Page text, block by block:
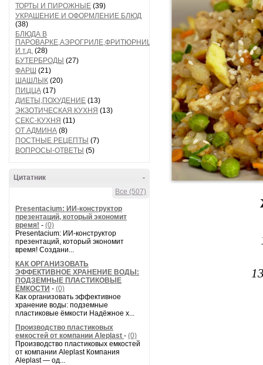
ТОРТЫ И ПИРОЖНЫЕ (39)
УКРАШЕНИЕ И ОФОРМЛЕНИЕ БЛЮД
(38)
БЛЮДА В
ПАРОВАРКЕ,АЭРОГРИЛЕ,ФРИТЮРНИЦЕ
И т.д. (28)
БУТЕРБРОДЫ (27)
ФАРШ (21)
ШАШЛЫК (20)
ПИЦЦА (17)
ДИЕТЫ,ПОХУДЕНИЕ (13)
ЭКЗОТИЧЕСКАЯ КУХНЯ (13)
СЕКС-КУХНЯ (11)
ОТ АДМИНА (8)
ПОСТНЫЕ РЕЦЕПТЫ (7)
ВОПРОСЫ-ОТВЕТЫ (5)
-
Цитатник
Все (507)
Presentacium: ИИ‑конструктор
презентаций, который экономит
время! - (0)
Presentacium: ИИ‑конструктор
презентаций, который экономит
время! Создани...
КАК ОРГАНИЗОВАТЬ
ЭФФЕКТИВНОЕ ХРАНЕНИЕ ВОДЫ:
ПОДЗЕМНЫЕ ПЛАСТИКОВЫЕ
ЁМКОСТИ - (0)
Как организовать эффективное
хранение воды: подземные
пластиковые ёмкости Надёжное х...
Производство пластиковых
емкостей от компании Aleplast - (0)
Производство пластиковых емкостей
от компании Aleplast Компания
Aleplast — од...